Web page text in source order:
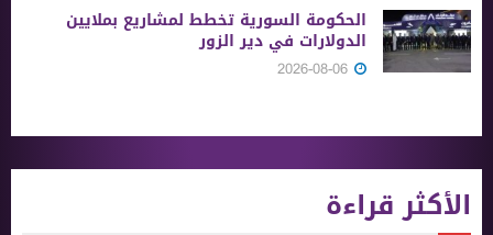
الحكومة السورية تخطط لمشاريع بملايين
الدولارات في دير الزور
الأكثر قراءة